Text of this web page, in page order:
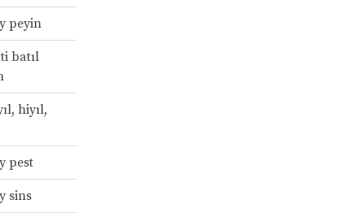
peyin
batıl
hiyıl,
pest
sins